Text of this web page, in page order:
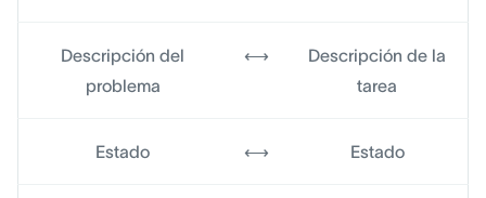
Descripción del
problema
⟷
Descripción de la
tarea
Estado ⟷ Estado